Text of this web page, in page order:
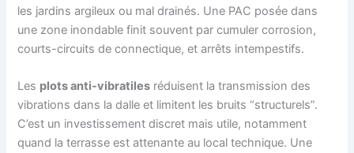
les jardins argileux ou mal drainés. Une PAC posée dans
une zone inondable finit souvent par cumuler corrosion,
courts-circuits de connectique, et arrêts intempestifs.
Les plots anti-vibratiles réduisent la transmission des
vibrations dans la dalle et limitent les bruits “structurels”.
C’est un investissement discret mais utile, notamment
quand la terrasse est attenante au local technique. Une